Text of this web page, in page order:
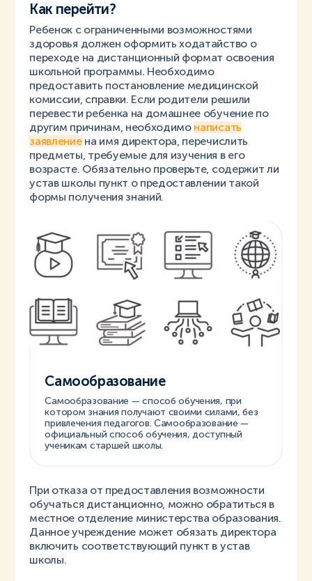
Как перейти?
Ребенок с ограниченными возможностями
здоровья должен оформить ходатайство о
переходе на дистанционный формат освоения
школьной программы. Необходимо
предоставить постановление медицинской
комиссии, справки. Если родители решили
перевести ребенка на домашнее обучение по
другим причинам, необходимо написать
заявлениена имя директора, перечислить
предметы, требуемые для изучения в его
возрасте. Обязательно проверьте, содержит ли
устав школы пункт о предоставлении такой
формы получения знаний.
Самообразование
Самообразование — способ обучения, при
котором знания получают своими силами, без
привлечения педагогов. Самообразование —
официальный способ обучения, доступный
ученикам старшей школы.
При отказа от предоставления возможности
обучаться дистанционно, можно обратиться в
местное отделение министерства образования.
Данное учреждение может обязать директора
включить соответствующий пункт в устав
школы.